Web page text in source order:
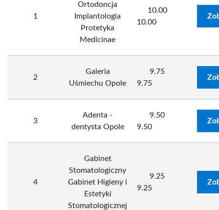
1
Ortodoncja
Implantologia
Protetyka
Medicinae
10.00
10.00
2
Galeria
Uśmiechu Opole
9.75
9.75
3
Adenta -
dentysta Opole
9.50
9.50
4
Gabinet
Stomatologiczny
Gabinet Higieny i
Estetyki
Stomatologicznej
9.25
9.25